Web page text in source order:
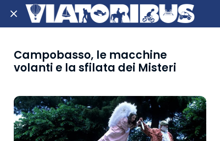
Campobasso, le macchine
volanti e la sfilata dei Misteri